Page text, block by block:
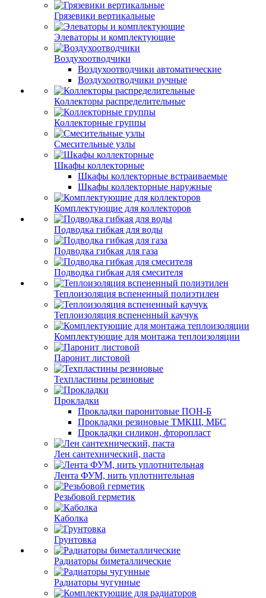
Грязевики вертикальные
Элеваторы и комплектующие
Воздухоотводчики
Воздухоотводчики автоматические
Воздухоотводчики ручные
Коллекторы распределительные
Коллекторные группы
Смесительные узлы
Шкафы коллекторные
Шкафы коллекторные встраиваемые
Шкафы коллекторные наружные
Комплектующие для коллекторов
Подводка гибкая для воды
Подводка гибкая для газа
Подводка гибкая для смесителя
Теплоизоляция вспененный полиэтилен
Теплоизоляция вспененный каучук
Комплектующие для монтажа теплоизоляции
Паронит листовой
Техпластины резиновые
Прокладки
Прокладки паронитовые ПОН-Б
Прокладки резиновые ТМКЩ, МБС
Прокладки силикон, фторопласт
Лен сантехнический, паста
Лента ФУМ, нить уплотнительная
Резьбовой герметик
Каболка
Грунтовка
Радиаторы биметаллические
Радиаторы чугунные